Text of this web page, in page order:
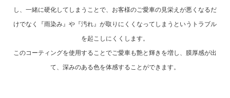
し、一緒に硬化してしまうことで、お客様のご愛車の見栄えが悪くなるだ
けでなく『雨染み』や『汚れ』が取りにくくなってしまうというトラブル
を起こしにくくします。
このコーティングを使用することでご愛車も艶と輝きを増し、膜厚感が出
て、深みのある色を体感することができます。